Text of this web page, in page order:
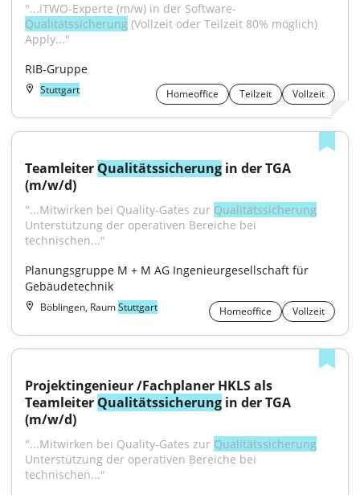
"...iTWO-Experte (m/w) in der Software-
Qualitätssicherung (Vollzeit oder Teilzeit 80% möglich)
Apply..."
RIB-Gruppe
Stuttgart Homeoffice Teilzeit Vollzeit
Teamleiter Qualitätssicherung in der TGA
(m/w/d)
"...Mitwirken bei Quality-Gates zur Qualitätssicherung
Unterstützung der operativen Bereiche bei
technischen..."
Planungsgruppe M + M AG Ingenieurgesellschaft für
Gebäudetechnik
Böblingen, RaumStuttgart Homeoffice Vollzeit
Projektingenieur /Fachplaner HKLS als
Teamleiter Qualitätssicherung in der TGA
(m/w/d)
"...Mitwirken bei Quality-Gates zur Qualitätssicherung
Unterstützung der operativen Bereiche bei
technischen..."